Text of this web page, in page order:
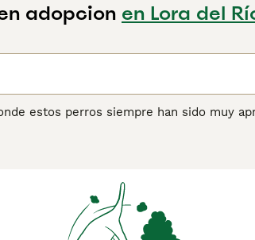
adopcion en Lora del
estos perros siempre han sido muy
lugar de en manada, aunque a
obtener información sobre esta raza de